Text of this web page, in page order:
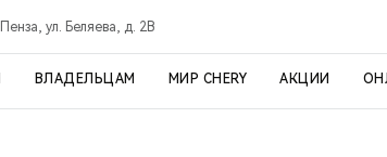
Пенза, ул. Беляева, д. 2В
ВЛАДЕЛЬЦАМ МИР CHERY АКЦИИ